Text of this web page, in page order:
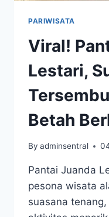
PARIWISATA
Viral!
Lestari,
Betah
By adminsentral
Pantai Juanda
pesona wisata
suasana